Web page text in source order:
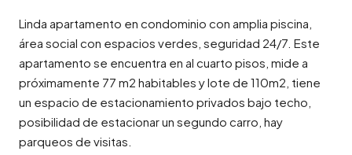
Linda apartamento en condominio con amplia piscina,
área social con espacios verdes, seguridad 24/7. Este
apartamento se encuentra en al cuarto pisos, mide a
próximamente 77 m2 habitables y lote de 110m2, tiene
un espacio de estacionamiento privados bajo techo,
posibilidad de estacionar un segundo carro, hay
parqueos de visitas.